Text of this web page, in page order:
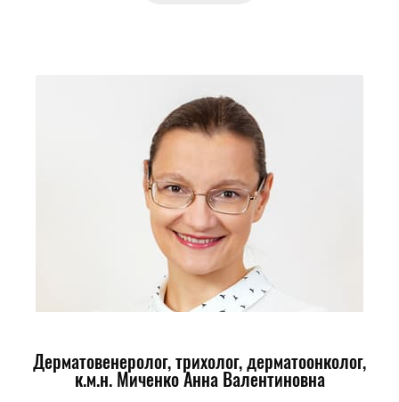
Дерматовенеролог, трихолог, дерматоонколог,
к.м.н.Миченко Анна Валентиновна